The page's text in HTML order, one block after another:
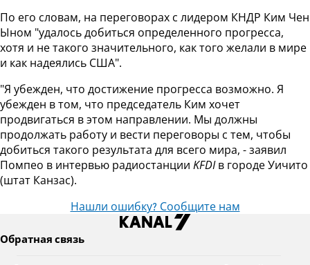
По его словам, на переговорах с лидером КНДР Ким Чен
Ыном "удалось добиться определенного прогресса,
хотя и не такого значительного, как того желали в мире
и как надеялись США".
"Я убежден, что достижение прогресса возможно. Я
убежден в том, что председатель Ким хочет
продвигаться в этом направлении. Мы должны
продолжать работу и вести переговоры с тем, чтобы
добиться такого результата для всего мира, - заявил
Помпео в интервью радиостанции KFDIв городе Уичито
(штат Канзас).
Нашли ошибку? Сообщите нам
Обратная связь